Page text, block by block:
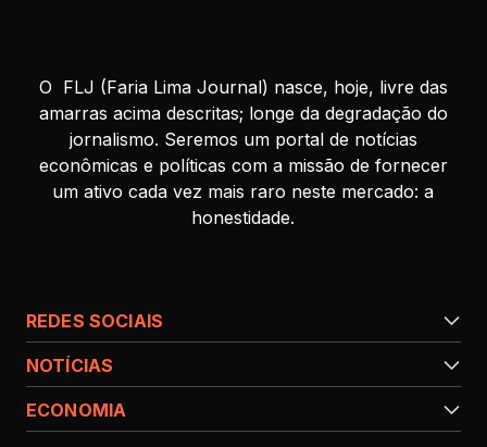
O FLJ (Faria Lima Journal) nasce, hoje, livre das
amarras acima descritas; longe da degradação do
jornalismo. Seremos um portal de notícias
econômicas e políticas com a missão de fornecer
um ativo cada vez mais raro neste mercado: a
honestidade.
REDES SOCIAIS
NOTÍCIAS
ECONOMIA